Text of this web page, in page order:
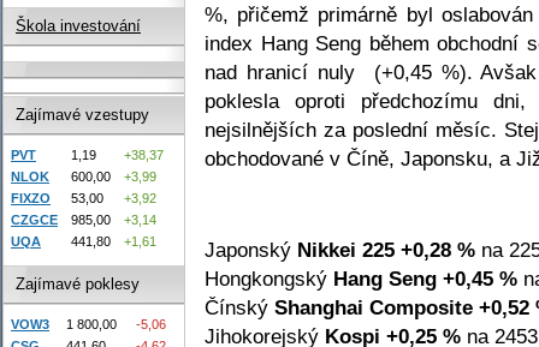
%, přičemž primárně byl
index Hang Seng během obchodní
nad hranicí nuly (+0,45 %).
poklesla oproti předchozímu
nejsilnějších za poslední měsíc.
obchodované v Číně, Japonsku, a
Japonský Nikkei 225 +0,28 % na
Hongkongský Hang Seng +0,45 %
Čínský Shanghai Composite +0,52
Jihokorejský Kospi +0,25 % na
Škola investování
Zajímavé vzestupy
PVT 1,19
+38,37
NLOK
600,00
+3,99
FIXZO
53,00
+3,92
CZGCE
985,00
+3,14
UQA
441,80 +1,61
Zajímavé poklesy
VOW3 1 800,00
-5,06